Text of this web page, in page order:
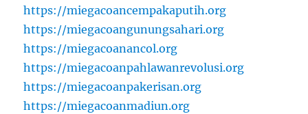
https://miegacoancempakaputih.org
https://miegacoangunungsahari.org
https://miegacoanancol.org
https://miegacoanpahlawanrevolusi.org
https://miegacoanpakerisan.org
https://miegacoanmadiun.org